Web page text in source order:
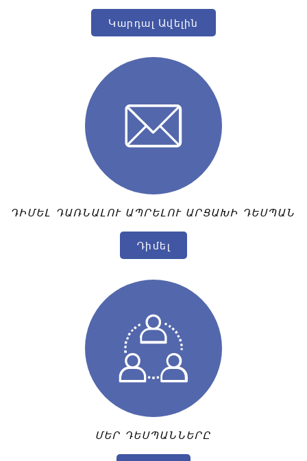
Կարդալ Ավելին
ԴԻՄԵԼ ԴԱՌՆԱԼՈՒ ԱՊՐԵԼՈՒ ԱՐՑԱԽԻ ԴԵՍՊԱՆ
Դիմել
ՄԵՐ ԴԵՍՊԱՆՆԵՐԸ